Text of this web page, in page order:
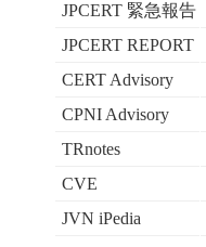
JPCERT 緊急報告
JPCERT REPORT
CERT Advisory
CPNI Advisory
TRnotes
CVE
JVN iPedia